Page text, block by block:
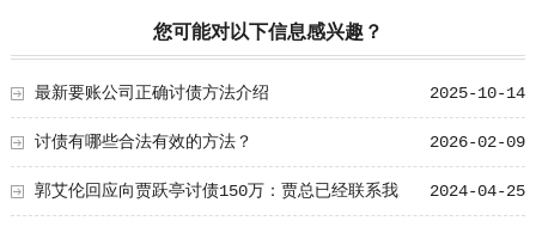
您可能对以下信息感兴趣？
2025-10-14
最新要账公司正确讨债方法介绍
2026-02-09
讨债有哪些合法有效的方法？
2024-04-25
郭艾伦回应向贾跃亭讨债150万：贾总已经联系我